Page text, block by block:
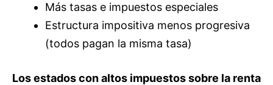
Más tasas e impuestos especiales
Estructura impositiva menos progresiva
(todos pagan la misma tasa)
Los estados con altos impuestos sobre la renta